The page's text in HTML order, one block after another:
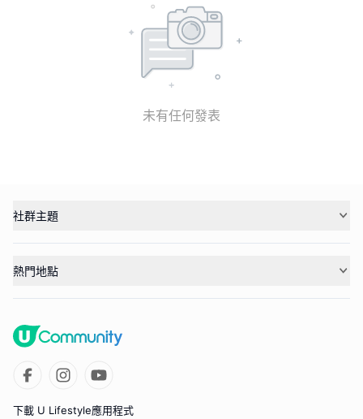
未有任何發表
社群主題
熱門地點
下載 U Lifestyle應用程式